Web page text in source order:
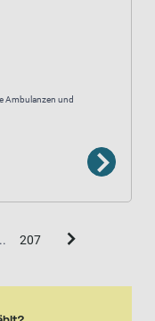
Ambulanzen und
207